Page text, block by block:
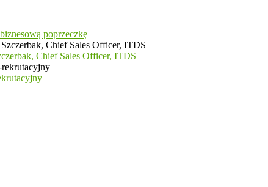
poprzeczkę
Chief Sales Officer, ITDS